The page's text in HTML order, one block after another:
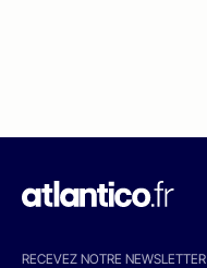
RECEVEZ NOTRE NEWSLETTER